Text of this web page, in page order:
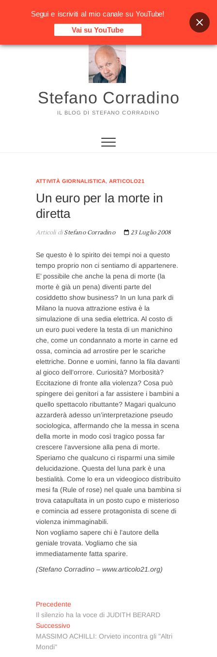
Vai
Stefano Corradino
IL BLOG DI STEFANO CORRADINO
ATTIVITÀ GIORNALISTICA, ARTICOLO21
Un euro per la morte in
diretta
Articoli diStefano Corradino 23 Luglio 2008
Se questo è lo spirito dei tempi noi a questo
tempo proprio non ci sentiamo di appartenere.
E’ possibile che anche la pena di morte (la
morte è già un pena) diventi parte del
cosiddetto show business? In un luna park di
Milano la nuova attrazione estiva è la
simulazione di una sedia elettrica. Al costo di
un euro puoi vedere la testa di un manichino
che, come un condannato a morte in carne ed
ossa, comincia ad arrostire per le scariche
elettriche. Donne e uomini, fanno la fila davanti
al gioco dell’orrore. Curiosità? Morbosità?
Eccitazione di fronte alla violenza? Cosa può
spingere dei genitori a far assistere i bambini a
quello spettacolo ributtante? Magari qualcuno
azzarderà adesso un’interpretazione pseudo
sociologica, affermando che la messa in scena
della morte in modo così tragico possa far
crescere l’avversione alla pena di morte.
Speriamo che qualcuno ci risparmi una simile
delucidazione. Questa del luna park è una
bestialità. Come lo era un videogioco distribuito
mesi fa (Rule of rose) nel quale una bambina si
trova catapultata in un posto cupo e misterioso
e comincia ad essere protagonista di scene di
violenza inimmaginabili.
Non vogliamo sapere chi è l’autore della
geniale trovata. Vogliamo che sia
immediatamente fatta sparire.
(Stefano Corradino – www.articolo21.org)
Navigazione
articoli
Precedente
precedente:
Il silenzio ha la voce di JUDITH BERARD
SuccessivoArticolo
successivo:
MASSIMO ACHILLI: Orvieto incontra gli "Altri
Mondi"
Segui e iscriviti al mio canale su YouTube!
Vai su YouTube